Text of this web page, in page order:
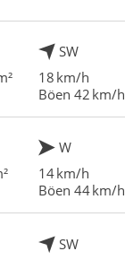
SW
18 km/h
Böen 42 km/h
W
14 km/h
Böen 44 km/h
SW